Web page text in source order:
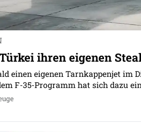
ihren eigenen
einen eigenen Tarnkappenjet im
F-35-Programm hat sich dazu